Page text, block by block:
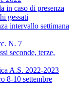
in caso di presenza
gessati
intervallo settimana
N. 7
seconde, terze,
A.S. 2022-2023
8-10 settembre